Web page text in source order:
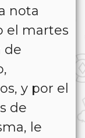
nota
el martes
de
y por el
de
le